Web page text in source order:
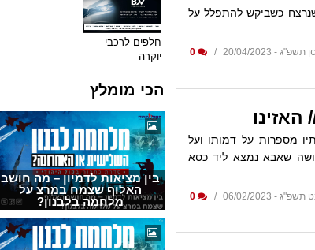
כשביקש להתפלל על
- 20/04/2023
0
האזינו
מספרות על דמותו ועל
שאבא נמצא ליד כסא
- 06/02/2023
0
חלפים לרכבי
יוקרה
הכי מומלץ
בין מציאות לדמיון – מה חושב
האלוף שצמח במרצ על
מלחמה בלבנון?